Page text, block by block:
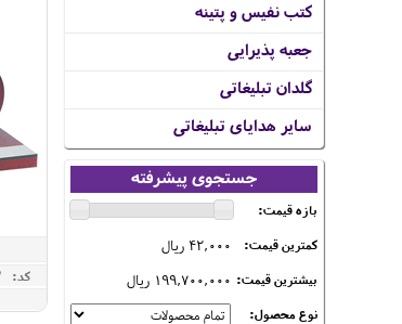
کتب نفیس و پتینه
جعبه پذیرایی
گلدان تبلیغاتی
سایر هدایای تبلیغاتی
جستجوی پیشرفته
بازه قیمت:
کمترین قیمت:
42,000 ریال
بیشترین قیمت: 199,700,000 ریال
نوع محصول:
کد: ZSR-5533